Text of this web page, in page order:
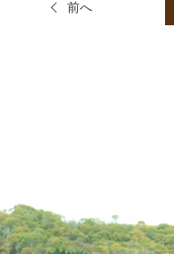
前へ